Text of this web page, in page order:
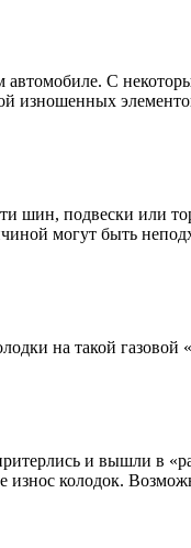
С
изношенных
шин, подвески или
могут быть
на такой газовой
и вышли в
колодок.